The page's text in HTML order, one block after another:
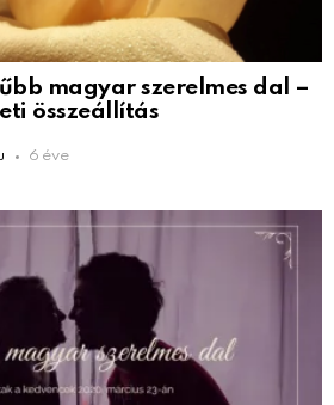
magyar szerelmes dal –
összeállítás
6 éve